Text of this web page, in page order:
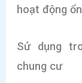
hoạt động
Sử dụng
chung cư